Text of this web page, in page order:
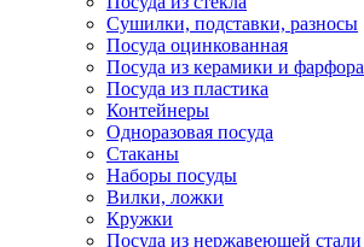
Сушилки, подставки, разносы
Посуда оцинкованная
Посуда из керамики и фарфора
Посуда из пластика
Контейнеры
Одноразовая посуда
Стаканы
Наборы посуды
Вилки, ложки
Кружки
Посуда из нержавеющей стали